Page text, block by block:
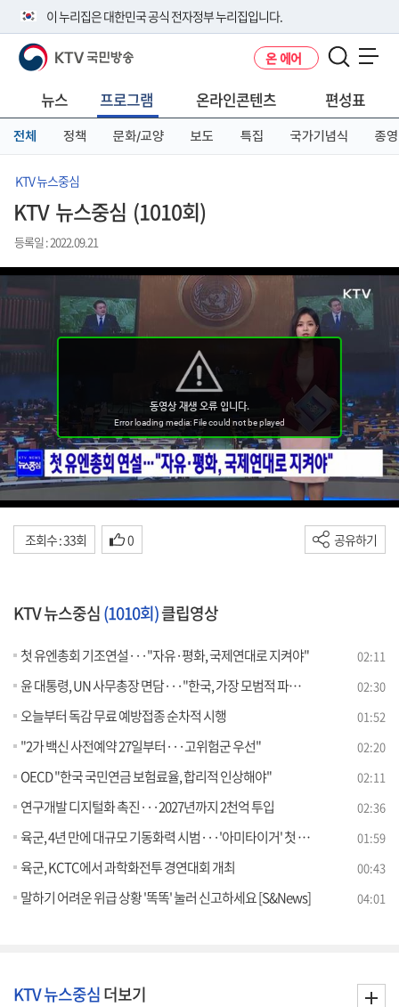
이 누리집은 대한민국 공식 전자정부 누리집입니다.
공식 누리집 주소 확인하기
니다.
이밖에 or.kr 또는 .kr등 다른 도메인 주소를 사용하고 있다면 아래 URL에
서 도메인 주소를 확인해 보세요
KTV 국민방송 온 에어
뉴스 프로그램 온라인콘텐츠 편성표
전체 정책 문화/교양 보도 특집 국가기념식 종영
KTV 뉴스중심
KTV 뉴스중심 (1010회)
등록일 : 2022.09.21
조회수 : 33회 0 공유하기
KTV 뉴스중심(1010회)클립영상
첫 유엔총회 기조연설···"자유·평화, 국제연대로 지켜야" 02:11
윤 대통령, UN 사무총장 면담···"한국, 가장 모범적 파트너" 02:30
오늘부터 독감 무료 예방접종 순차적 시행 01:52
"2가 백신 사전예약 27일부터···고위험군 우선" 02:20
OECD "한국 국민연금 보험료율, 합리적 인상해야" 02:11
연구개발 디지털화 촉진···2027년까지 2천억 투입 02:36
육군, 4년 만에 대규모 기동화력 시범···'아미타이거' 첫 적용 01:59
육군, KCTC에서 과학화전투 경연대회 개최 00:43
말하기 어려운 위급 상황 '똑똑' 눌러 신고하세요 [S&News] 04:01
KTV 뉴스중심더보기